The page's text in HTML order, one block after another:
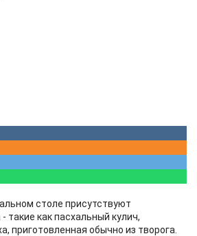
столе присутствуют
как пасхальный кулич,
приготовленная обычно из творога.